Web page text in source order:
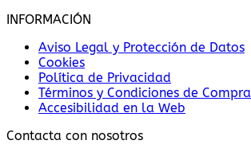
INFORMACIÓN
Aviso Legal y Protección de Datos
Cookies
Política de Privacidad
Términos y Condiciones de Compra
Accesibilidad en la Web
Contacta con nosotros